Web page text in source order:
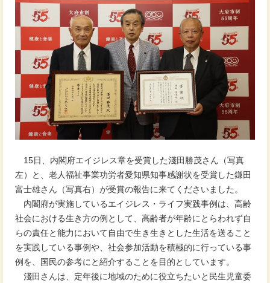
15日、内閣府エイジレス章を受賞した淺田勝茂さん（写真
左）と、老人福祉事業功労者愛知県知事感謝状を受賞した鎌田
富士雄さん（写真右）が受賞の報告に来てくださいました。
内閣府が実施しているエイジレス・ライフ実践事例は、高齢
社会における生き方の例として、高齢者が年齢にとらわれず自
らの責任と能力において自由で生き生きとした生活を送ること
を実践している事例や、社会参加活動を積極的に行っている事
例を、国民の参考にと紹介することを目的としています。
淺田さんは、定年後に地域のために役立ちたいと民生児童委